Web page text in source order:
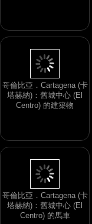
哥倫比亞．Cartagena (卡
塔赫納)：舊城中心 (El
Centro) 的建築物
哥倫比亞．Cartagena (卡
塔赫納)：舊城中心 (El
Centro) 的馬車